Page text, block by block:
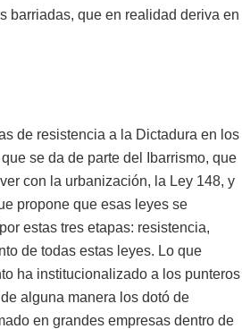
barriadas, que en realidad deriva en
de resistencia a la Dictadura en los
se da de parte del Ibarrismo, que
con la urbanización, la Ley 148, y
propone que esas leyes se
estas tres etapas: resistencia,
de todas estas leyes. Lo que
ha institucionalizado a los punteros
alguna manera los dotó de
en grandes empresas dentro de